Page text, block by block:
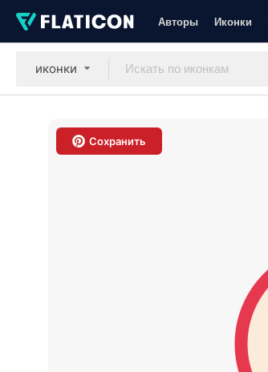
Авторы Иконки
иконки
Сохранить